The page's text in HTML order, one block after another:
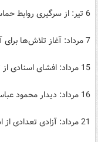
6 تیر: از سرگیری روابط حماس و جهاد اسلامی بعد از تعلیق چند روزه
7 مرداد: آغاز تلاش‌ها برای آزادی 104 اسیر فلسطینی
15 مرداد: افشای اسنادی از توطئه جنبش فتح علیه حماس
16 مرداد: دیدار محمود عباس با پادشاه عربستان در مکه
21 مرداد: آزادی تعدادی از اسرای فلسطینی از زندان‌های رژیم صهیونیستی